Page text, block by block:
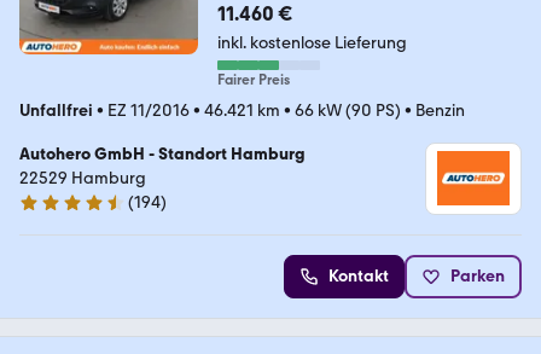
11.460 €
inkl. kostenlose Lieferung
Fairer Preis
Unfallfrei • EZ 11/2016• 46.421 km • 66 kW (90 PS) • Benzin
Autohero GmbH - Standort Hamburg
22529 Hamburg
4.6 Sterne
(194)
Kontakt Parken